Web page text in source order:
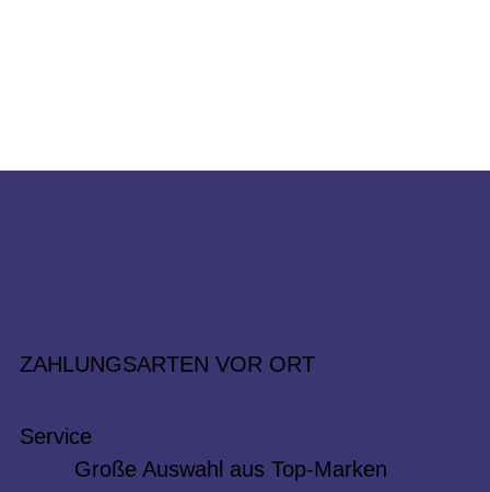
ZAHLUNGSARTEN VOR ORT
Service
Große Auswahl aus Top-Marken